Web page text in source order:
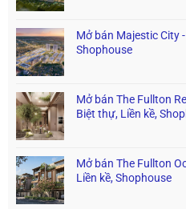
Mở bán Majestic City
Shophouse
Mở bán The Fullton
Biệt thự, Liền kề,
Mở bán The Fullton
Liền kề, Shophouse